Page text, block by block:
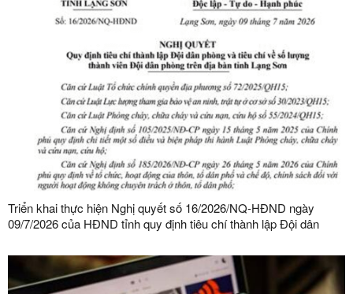
Triển khai thực hiện Nghị quyết số 16/2026/NQ-HĐND ngày
09/7/2026 của HĐND tỉnh quy định tiêu chí thành lập Đội dân
bàn tỉnh